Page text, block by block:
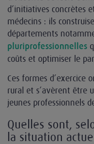
d’initiatives concrètes
médecins : ils
départements
pluriprofessionnelles
coûts et optimiser le
Ces formes d’exercice
rural et s’avèrent être
jeunes professionnels
Quelles sont,
la situation